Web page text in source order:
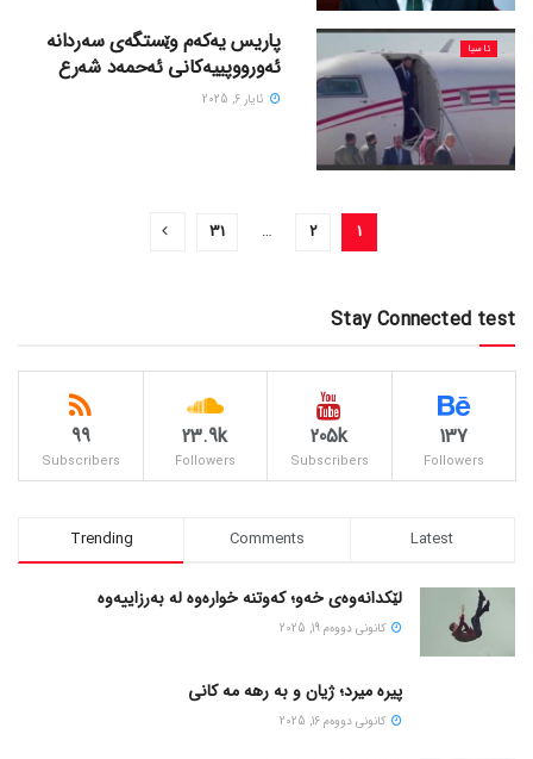
ئاسیا
پاریس یەکەم وێستگەی سەردانە
ئەورووپییەکانی ئەحمەد شەرع
ئایار 6, 2025
1
2
…
31
Stay Connected test
137
Followers
205k
Subscribers
23.9k
Followers
99
Subscribers
Trending Comments Latest
لێکدانەوەی خەو؛ کەوتنە خوارەوە لە بەرزاییەوە
كانونی دووه‌م 19, 2025
پیره میرد؛ ژیان و به رهه مه کانی
كانونی دووه‌م 16, 2025